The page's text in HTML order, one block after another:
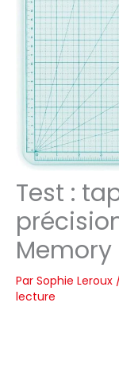
Test :
Memory
Par Sophie Leroux
lecture